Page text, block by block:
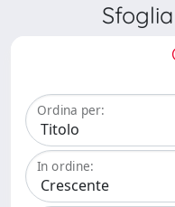
Ordina per:
In ordine: